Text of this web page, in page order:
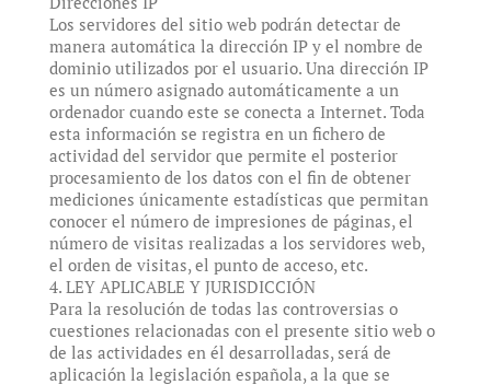
Los servidores del sitio web podrán detectar de
manera automática la dirección IP y el nombre de
dominio utilizados por el usuario. Una dirección IP
es un número asignado automáticamente a un
ordenador cuando este se conecta a Internet. Toda
esta información se registra en un fichero de
actividad del servidor que permite el posterior
procesamiento de los datos con el fin de obtener
mediciones únicamente estadísticas que permitan
conocer el número de impresiones de páginas, el
número de visitas realizadas a los servidores web,
el orden de visitas, el punto de acceso, etc.
4. LEY APLICABLE Y JURISDICCIÓN
Para la resolución de todas las controversias o
cuestiones relacionadas con el presente sitio web o
de las actividades en él desarrolladas, será de
aplicación la legislación española, a la que se